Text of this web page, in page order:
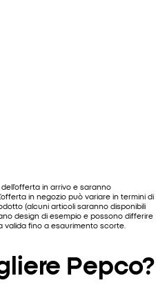
in arrivo e saranno
in negozio può variare in termini di
(alcuni articoli saranno disponibili
design di esempio e possono differire
valida fino a esaurimento scorte.
Pepco?